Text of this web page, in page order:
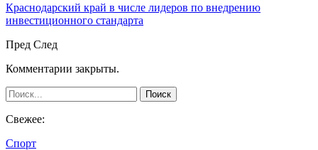
Краснодарский край в числе лидеров по внедрению
инвестиционного стандарта
Пред След
Комментарии закрыты.
Свежее:
Спорт